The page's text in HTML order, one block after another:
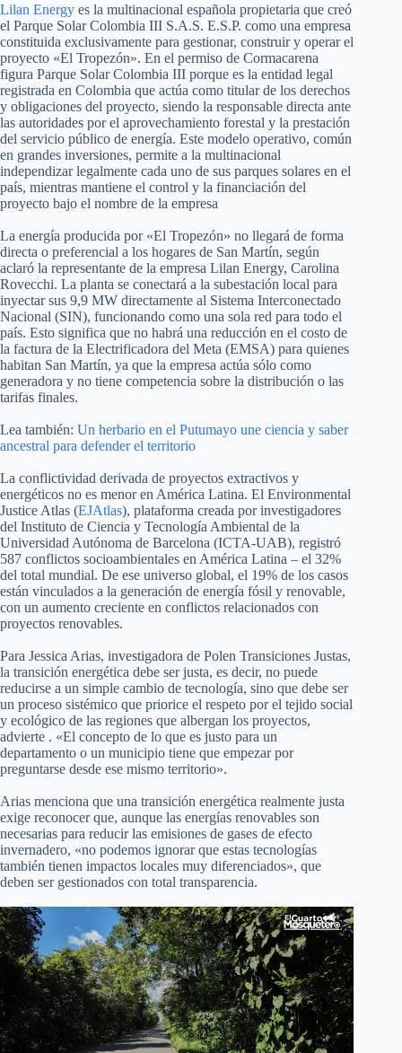
Lilan Energy es la multinacional española propietaria que creó
el Parque Solar Colombia III S.A.S. E.S.P. como una empresa
constituida exclusivamente para gestionar, construir y operar el
proyecto «El Tropezón». En el permiso de Cormacarena
figura Parque Solar Colombia III porque es la entidad legal
registrada en Colombia que actúa como titular de los derechos
y obligaciones del proyecto, siendo la responsable directa ante
las autoridades por el aprovechamiento forestal y la prestación
del servicio público de energía. Este modelo operativo, común
en grandes inversiones, permite a la multinacional
independizar legalmente cada uno de sus parques solares en el
país, mientras mantiene el control y la financiación del
proyecto bajo el nombre de la empresa
La energía producida por «El Tropezón» no llegará de forma
directa o preferencial a los hogares de San Martín, según
aclaró la representante de la empresa Lilan Energy, Carolina
Rovecchi. La planta se conectará a la subestación local para
inyectar sus 9,9 MW directamente al Sistema Interconectado
Nacional (SIN), funcionando como una sola red para todo el
país. Esto significa que no habrá una reducción en el costo de
la factura de la Electrificadora del Meta (EMSA) para quienes
habitan San Martín, ya que la empresa actúa sólo como
generadora y no tiene competencia sobre la distribución o las
tarifas finales.
Lea también: Un herbario en el Putumayo une ciencia y saber
ancestral para defender el territorio
La conflictividad derivada de proyectos extractivos y
energéticos no es menor en América Latina. El Environmental
Justice Atlas (EJAtlas), plataforma creada por investigadores
del Instituto de Ciencia y Tecnología Ambiental de la
Universidad Autónoma de Barcelona (ICTA-UAB), registró
587 conflictos socioambientales en América Latina – el 32%
del total mundial. De ese universo global, el 19% de los casos
están vinculados a la generación de energía fósil y renovable,
con un aumento creciente en conflictos relacionados con
proyectos renovables.
Para Jessica Arias, investigadora de Polen Transiciones Justas,
la transición energética debe ser justa, es decir, no puede
reducirse a un simple cambio de tecnología, sino que debe ser
un proceso sistémico que priorice el respeto por el tejido social
y ecológico de las regiones que albergan los proyectos,
advierte . «El concepto de lo que es justo para un
departamento o un municipio tiene que empezar por
preguntarse desde ese mismo territorio».
Arias menciona que una transición energética realmente justa
exige reconocer que, aunque las energías renovables son
necesarias para reducir las emisiones de gases de efecto
invernadero, «no podemos ignorar que estas tecnologías
también tienen impactos locales muy diferenciados», que
deben ser gestionados con total transparencia.